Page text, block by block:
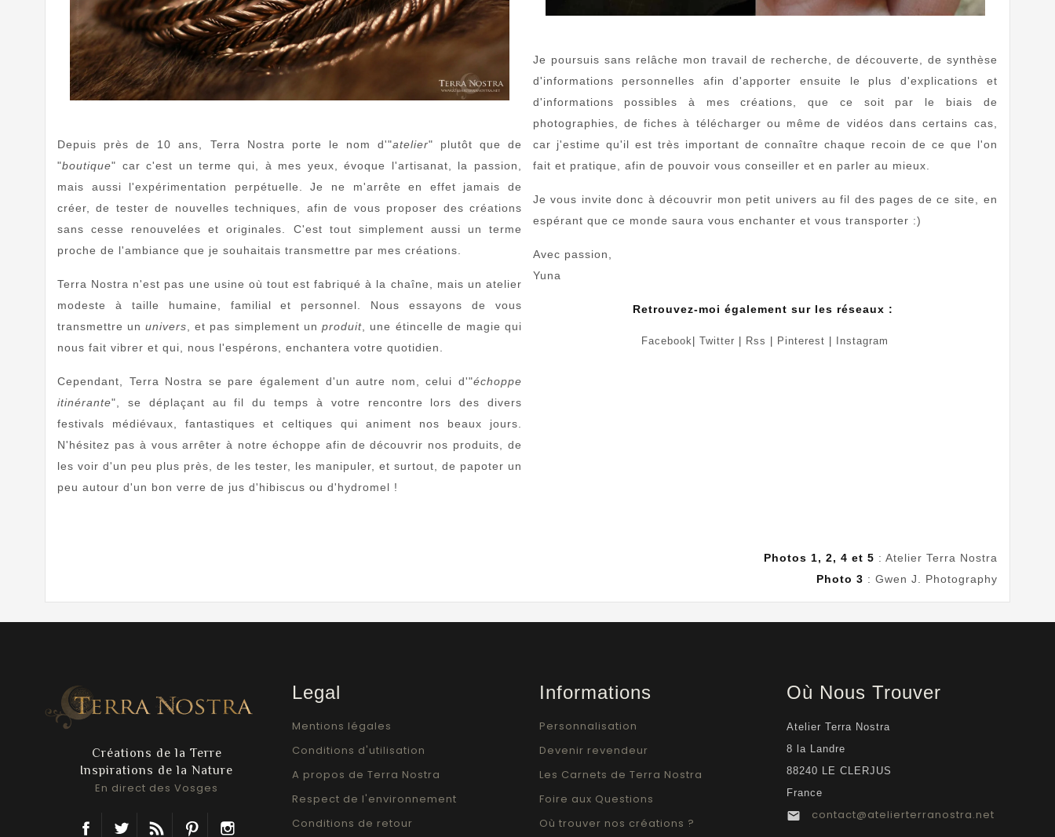
Depuis près de 10 ans, Terra Nostra porte le nom d'"atelier" plutôt que de
"boutique" car c'est un terme qui, à mes yeux, évoque l'artisanat, la passion,
mais aussi l'expérimentation perpétuelle. Je ne m'arrête en effet jamais de
créer, de tester de nouvelles techniques, afin de vous proposer des créations
sans cesse renouvelées et originales. C'est tout simplement aussi un terme
proche de l'ambiance que je souhaitais transmettre par mes créations.
Terra Nostra n'est pas une usine où tout est fabriqué à la chaîne, mais un atelier
modeste à taille humaine, familial et personnel. Nous essayons de vous
transmettre un univers , et pas simplement un produit , une étincelle de magie qui
nous fait vibrer et qui, nous l'espérons, enchantera votre quotidien.
Cependant, Terra Nostra se pare également d'un autre nom, celui d'"échoppe
itinérante", se déplaçant au fil du temps à votre rencontre lors des divers
festivals médiévaux, fantastiques et celtiques qui animent nos beaux jours.
N'hésitez pas à vous arrêter à notre échoppe afin de découvrir nos produits, de
les voir d'un peu plus près, de les tester, les manipuler, et surtout, de papoter un
peu autour d'un bon verre de jus d'hibiscus ou d'hydromel !
Je poursuis sans relâche mon travail de recherche, de découverte, de synthèse
d'informations personnelles afin d'apporter ensuite le plus d'explications et
d'informations possibles à mes créations, que ce soit par le biais de
photographies, de fiches à télécharger ou même de vidéos dans certains cas,
car j'estime qu'il est très important de connaître chaque recoin de ce que l'on
fait et pratique, afin de pouvoir vous conseiller et en parler au mieux.
Je vous invite donc à découvrir mon petit univers au fil des pages de ce site, en
espérant que ce monde saura vous enchanter et vous transporter :)
Avec passion,
Yuna
Retrouvez-moi également sur les réseaux :
Facebook |Twitter Rss Pinterest Instagram
Photos 1, 2, 4 et 5 : Atelier Terra Nostra
Photo 3 : Gwen J. Photography
Créations de la Terre
Inspirations de la Nature
En direct des Vosges
Facebook
Twitter Rss PinterestInstagram
Legal
Mentions légales
Conditions d'utilisation
A propos de Terra Nostra
Respect de l'environnement
Conditions de retour
Informations
Personnalisation
Devenir revendeur
Les Carnets de Terra Nostra
Foire aux Questions
Où trouver nos créations ?
Où Nous Trouver
Atelier Terra Nostra
8 la Landre
88240 LE CLERJUS
France
 contact@atelierterranostra.net